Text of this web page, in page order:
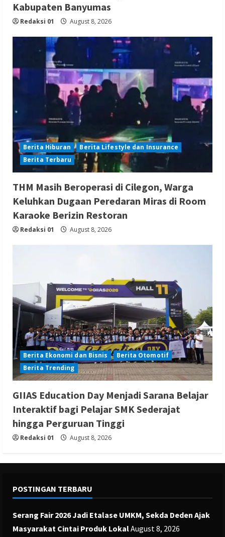
Kabupaten Banyumas
Redaksi 01 August 8, 2026
Berita Hiburan
Berita Lifestyle dan Insurance
Berita Terbaru
THM Masih Beroperasi di Cilegon, Warga
Keluhkan Dugaan Peredaran Miras di Room
Karaoke Berizin Restoran
Redaksi 01 August 8, 2026
Berita Ekonomi dan Bisnis
Berita Otomotif
Berita Trending
GIIAS Education Day Menjadi Sarana Belajar
Interaktif bagi Pelajar SMK Sederajat
hingga Perguruan Tinggi
Redaksi 01 August 8, 2026
POSTINGAN TERBARU
Serang Fair 2026 Jadi Etalase UMKM, Sekda Deden Ajak
Masyarakat Cintai Produk LokalAugust 8, 2026